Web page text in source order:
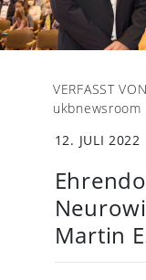
VERFASST VON
ukbnewsroom
12. JULI 2022
Martin